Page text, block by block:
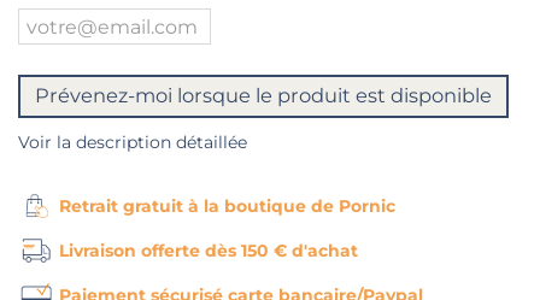
Prévenez-moi lorsque le produit est disponible
Voir la description détaillée
Retrait gratuit à la boutique de Pornic
Livraison offerte dès 150 € d'achat
Paiement sécurisé carte bancaire/Paypal